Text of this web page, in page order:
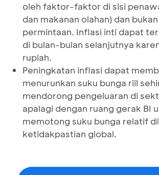
oleh faktor-faktor di sisi
dan makanan olahan) dan
permintaan. Inflasi inti dapat
di bulan-bulan selanjutnya
rupiah.
Peningkatan inflasi dapat
menurunkan suku bunga riil
mendorong pengeluaran di
apalagi dengan ruang gerak BI
memotong suku bunga relatif
ketidakpastian global.